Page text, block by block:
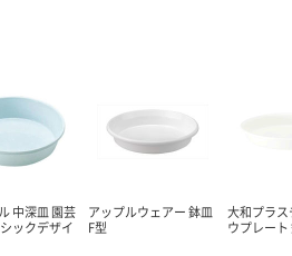
中深皿 園芸
ックデザイ
アップルウェアー 鉢皿
F型
大和プラ
ウプレート